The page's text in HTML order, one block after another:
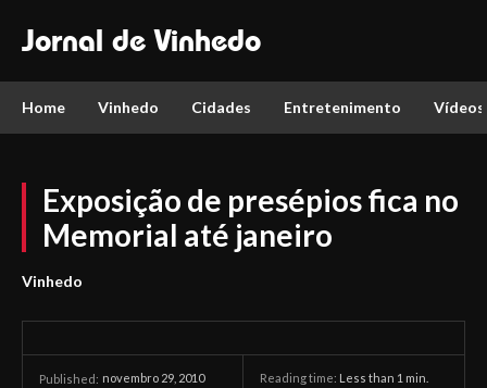
Jornal de Vinhedo
Home Vinhedo Cidades Entretenimento Vídeos
Exposição de presépios fica no
Memorial até janeiro
Vinhedo
Published: novembro 29, 2010 Reading time: Less than 1 min.